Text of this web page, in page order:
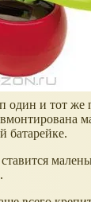
один и тот же
батарейке.